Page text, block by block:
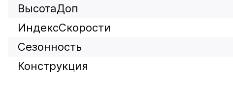
ВысотаДоп
ИндексСкорости
Сезонность
Конструкция